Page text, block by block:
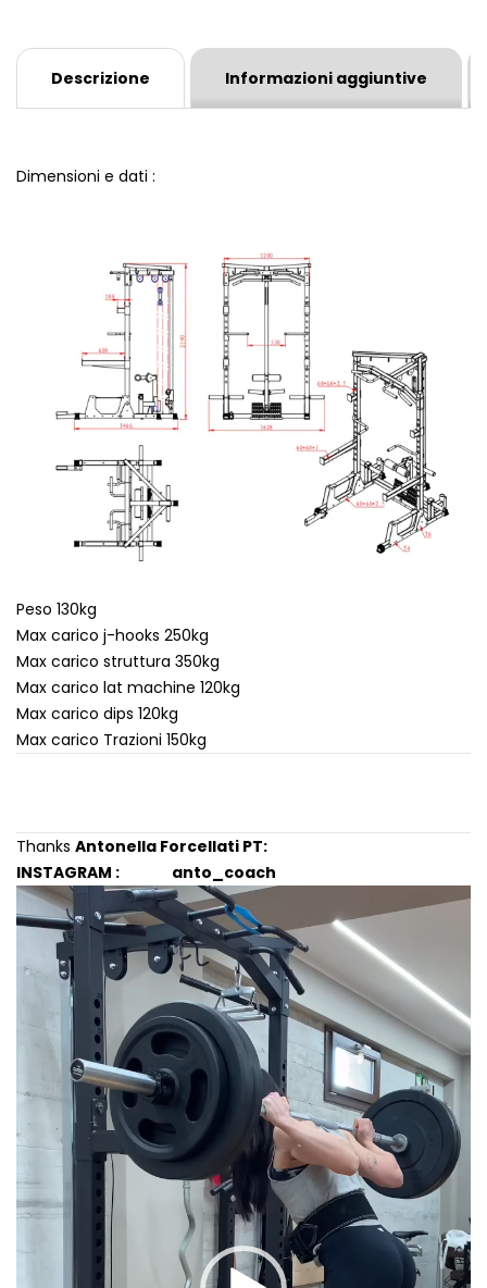
Descrizione Informazioni aggiuntive
Dimensioni e dati :
Peso 130kg
Max carico j-hooks 250kg
Max carico struttura 350kg
Max carico lat machine 120kg
Max carico dips 120kg
Max carico Trazioni 150kg
Thanks Antonella Forcellati PT:
INSTAGRAM : anto_coach
Video
Player